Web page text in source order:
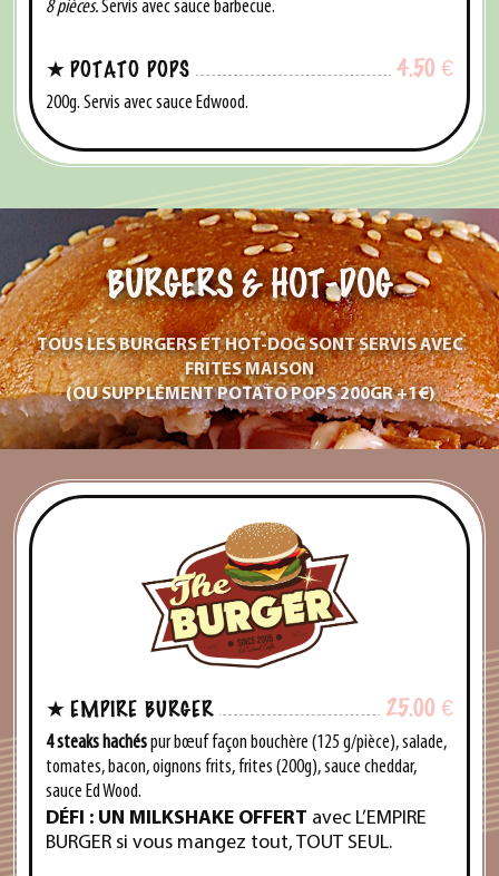
8 pièces.Servis avec sauce barbecue.
4.50 €
POTATO POPS
200g. Servis avec sauce Edwood.
BURGERS & HOT-DOG
TOUS LES BURGERS ET HOT-DOG SONT SERVIS AVEC
FRITES MAISON
(OU SUPPLÉMENT POTATO POPS 200GR +1€)
25.00 €
EMPIRE BURGER
4 steaks hachéspur bœuf façon bouchère (125 g/pièce), salade,
tomates, bacon, oignons frits, frites (200g), sauce cheddar,
sauce Ed Wood.
DÉFI : UN MILKSHAKE OFFERT avec L’EMPIRE
BURGER si vous mangez tout,TOUT SEUL.